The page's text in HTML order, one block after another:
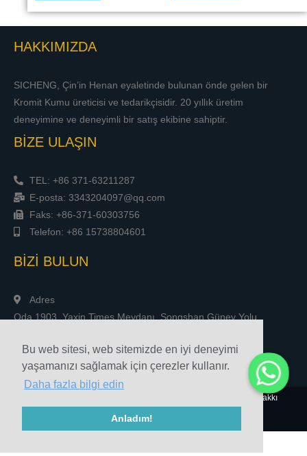
Bu web sitesi, web sitemizde en iyi deneyimi
yaşamanızı sağlamak için çerezler kullanır.
Daha fazla bilgi edin
Anladım!
HAKKIMIZDA
SICHENG, Çin’in Henan eyaletinde bulunan önde gelen bir
Kromit Kumu üreticisi ve tedarikçisidir. 20 yıllık üretim
deneyimine ve deneyimli bir satış ekibine sahiptir.
BİZE ULAŞIN
TEL: +86 371-63211287
E-posta: 3343204097@qq.com
Faks: +86-371-60303756
Telefon: +86 15738804601
BİZİ BULUN
Adres
Oda 1903, Yaxin Times Meydanı, Songshan Güney Yolu,
© 2010-2020 Henan Sicheng Aşındırıcılar Tech Co., Ltd. Telif Hakkı